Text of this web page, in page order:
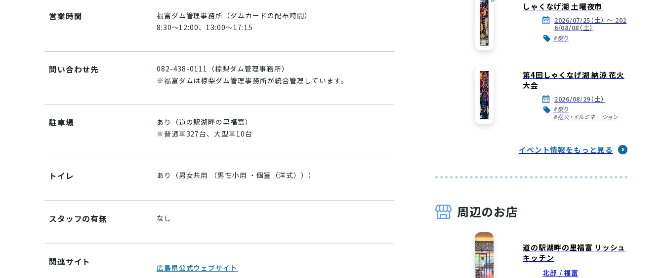
営業時間
福富ダム管理事務所（ダムカードの配布時間）
8:30～12:00、13:00～17:15
問い合わせ先
082-438-0111（椋梨ダム管理事務所）
※福富ダムは椋梨ダム管理事務所が統合管理しています。
駐車場
あり（道の駅湖畔の里福富）
※普通車327台、大型車10台
トイレ あり（男女共用 （男性小用 ・個室（洋式）））
スタッフの有無 なし
関連サイト
広島県公式ウェブサイト
しゃくなげ湖 土曜夜市
2026/07/25（土） ～ 202
6/08/08（土）
#祭り
第4回しゃくなげ湖 納涼 花火
大会
2026/08/29（土）
#祭り
#花火・イルミネーション
イベント情報をもっと見る
周辺のお店
道の駅湖畔の里福富 リッシュ
キッチン
北部 / 福富